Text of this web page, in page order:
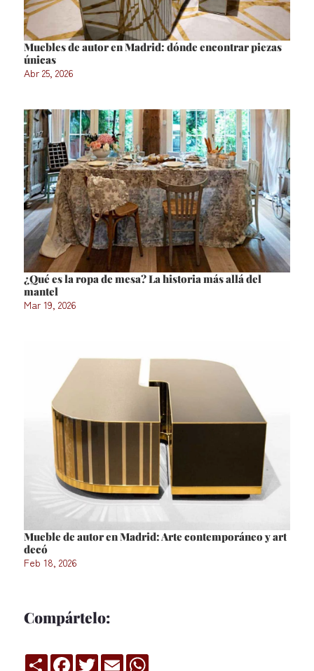
Muebles de autor en Madrid: dónde encontrar piezas
únicas
Abr 25, 2026
¿Qué es la ropa de mesa? La historia más allá del
mantel
Mar 19, 2026
Mueble de autor en Madrid: Arte contemporáneo y art
decó
Feb 18, 2026
Compártelo:
CompartirFacebook
TwitterEmail WhatsApp